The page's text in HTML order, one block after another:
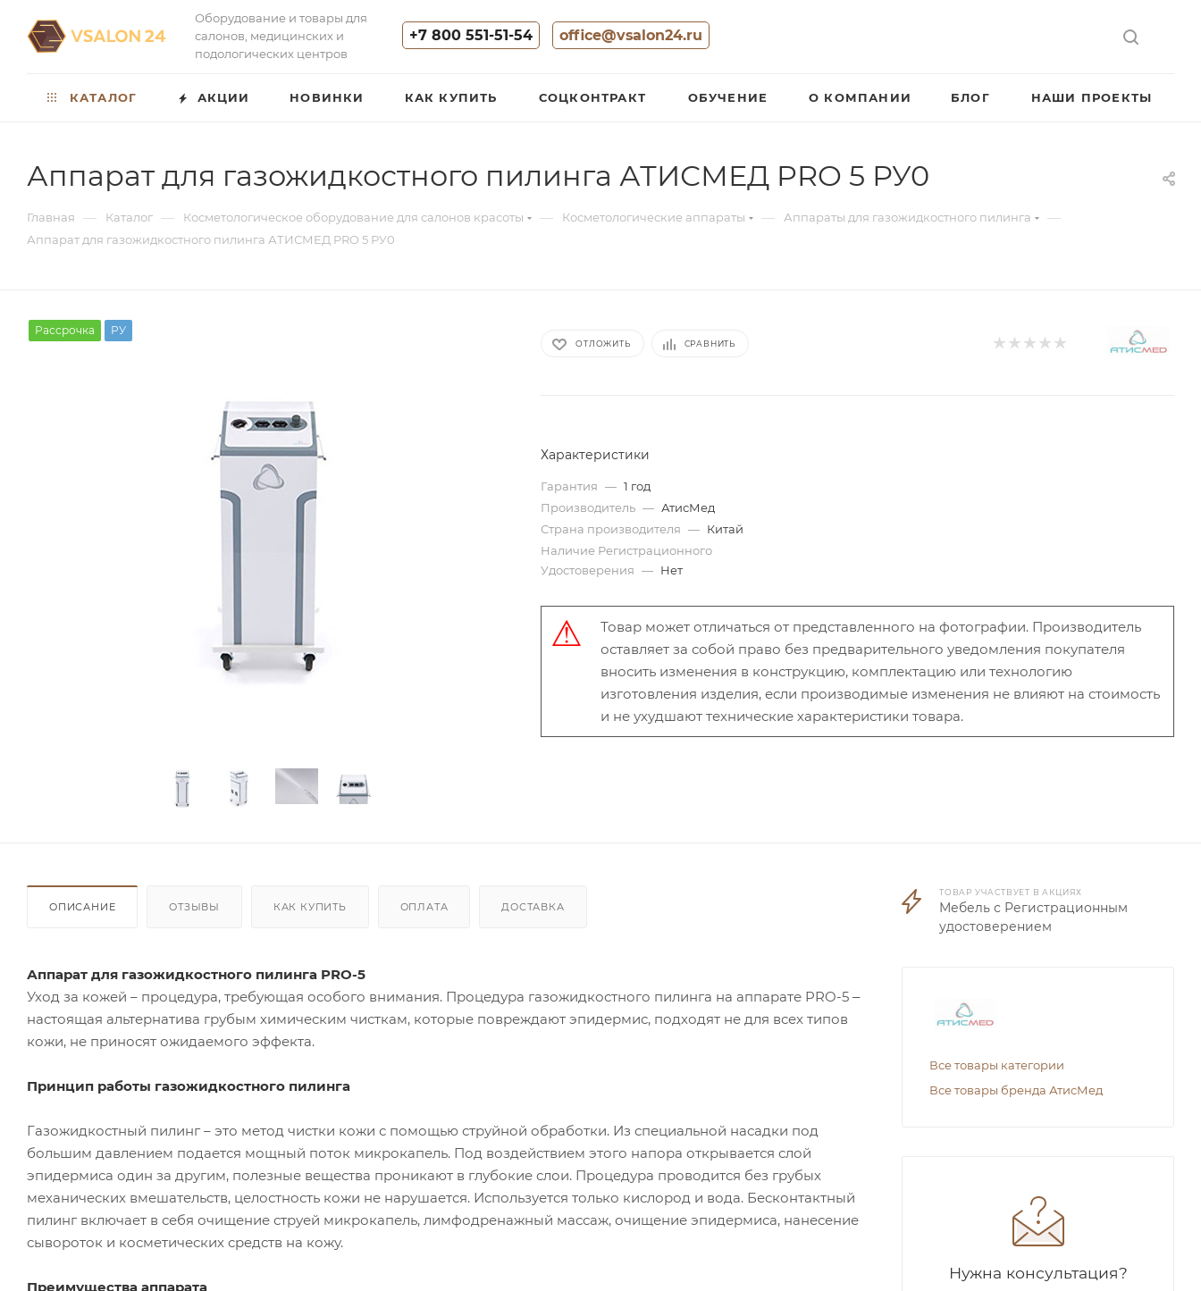
Оборудование и товары для
салонов, медицинских и
подологических центров
+7 800 551-51-54 office@vsalon24.ru
КАТАЛОГ АКЦИИ НОВИНКИ КАК КУПИТЬ СОЦКОНТРАКТ ОБУЧЕНИЕ О КОМПАНИИ БЛОГ НАШИ ПРОЕКТЫ
Аппарат для газожидкостного пилинга АТИСМЕД PRO 5 РУ0
Главная — Каталог — Косметологическое оборудование для салонов красоты — Косметологические аппараты — Аппараты для газожидкостного пилинга —
Аппарат для газожидкостного пилинга АТИСМЕД PRO 5 РУ0
Рассрочка РУ
ОТЛОЖИТЬ СРАВНИТЬ
Характеристики
Гарантия — 1 год
Производитель — АтисМед
Страна производителя — Китай
Наличие Регистрационного
Удостоверения — Нет
Товар может отличаться от представленного на фотографии. Производитель
оставляет за собой право без предварительного уведомления покупателя
вносить изменения в конструкцию, комплектацию или технологию
изготовления изделия, если производимые изменения не влияют на стоимость
и не ухудшают технические характеристики товара.
ОПИСАНИЕ ОТЗЫВЫ КАК КУПИТЬ ОПЛАТА ДОСТАВКА
Аппарат для газожидкостного пилинга PRO-5
Уход за кожей – процедура, требующая особого внимания. Процедура газожидкостного пилинга на аппарате PRO-5 ‒
настоящая альтернатива грубым химическим чисткам, которые повреждают эпидермис, подходят не для всех типов
кожи, не приносят ожидаемого эффекта.
Принцип работы газожидкостного пилинга
Газожидкостный пилинг – это метод чистки кожи с помощью струйной обработки. Из специальной насадки под
большим давлением подается мощный поток микрокапель. Под воздействием этого напора открывается слой
эпидермиса один за другим, полезные вещества проникают в глубокие слои. Процедура проводится без грубых
механических вмешательств, целостность кожи не нарушается. Используется только кислород и вода. Бесконтактный
пилинг включает в себя очищение струей микрокапель, лимфодренажный массаж, очищение эпидермиса, нанесение
сывороток и косметических средств на кожу.
Преимущества аппарата
ТОВАР УЧАСТВУЕТ В АКЦИЯХ
Мебель с Регистрационным
удостоверением
Все товары категории
Все товары бренда АтисМед
Нужна консультация?